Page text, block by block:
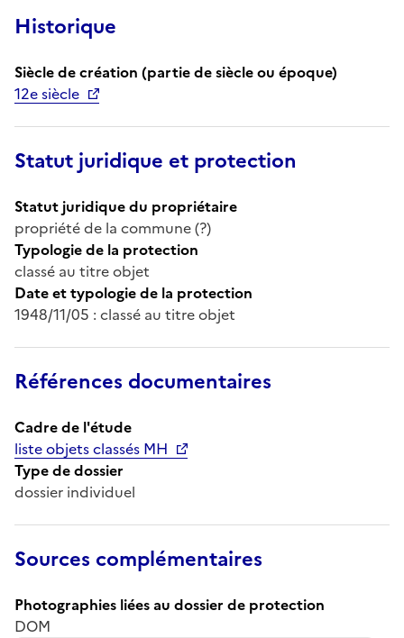
Historique
Siècle de création (partie de siècle ou époque)
12e siècle
Statut juridique et protection
Statut juridique du propriétaire
propriété de la commune (?)
Typologie de la protection
classé au titre objet
Date et typologie de la protection
1948/11/05 : classé au titre objet
Références documentaires
Cadre de l'étude
liste objets classés MH
Type de dossier
dossier individuel
Sources complémentaires
Photographies liées au dossier de protection
DOM